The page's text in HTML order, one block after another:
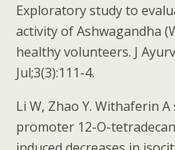
Exploratory study to
activity of Ashwagandha
healthy volunteers. J
Jul;3(3):111-4.
Li W, Zhao Y. Withaferin
promoter 12-O-